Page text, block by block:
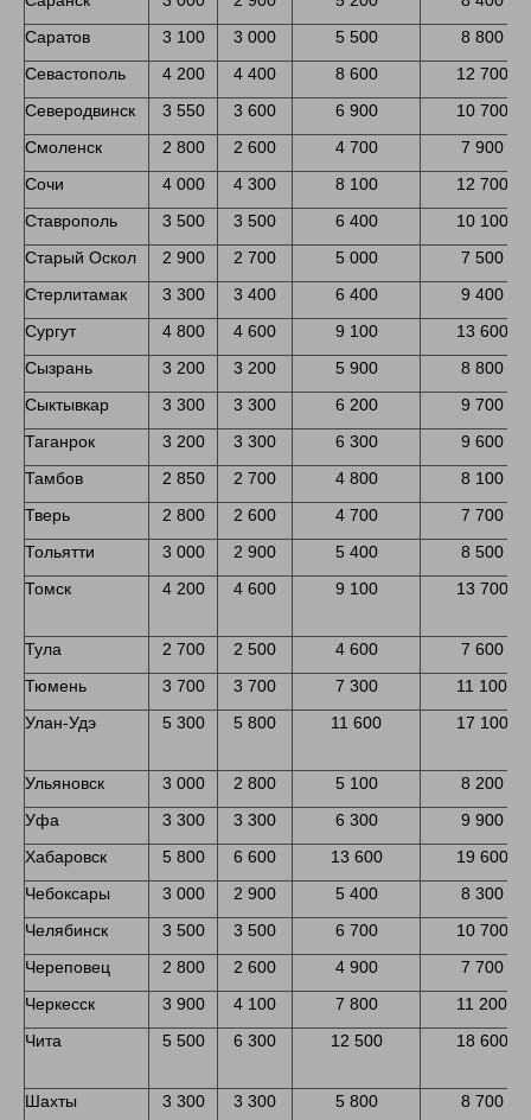
Саратов
3 100 3 000 5 500
8 800
Севастополь
4 200 4 400 8 600
12 700
Северодвинск
3 550 3 600 6 900
10 700
Смоленск
2 800 2 600 4 700
7 900
Сочи
4 000 4 300 8 100
12 700
Ставрополь
3 500 3 500 6 400
10 100
Старый Оскол
2 900 2 700 5 000
7 500
Стерлитамак
3 300 3 400 6 400
9 400
Сургут
4 800 4 600 9 100
13 600
Сызрань
3 200 3 200 5 900
8 800
Сыктывкар
3 300 3 300 6 200
9 700
Таганрок
3 200 3 300 6 300
9 600
Тамбов
2 850 2 700 4 800
8 100
Тверь
2 800 2 600 4 700
7 700
Тольятти
3 000 2 900 5 400
8 500
Томск
4 200 4 600 9 100 13 700
Тула 2 700 2 500 4 600
7 600
Тюмень
3 700 3 700 7 300
11 100
Улан-Удэ
5 300 5 800 11 600 17 100
Ульяновск 3 000 2 800 5 100
8 200
Уфа
3 300 3 300 6 300
9 900
Хабаровск
5 800 6 600 13 600
19 600
Чебоксары
3 000 2 900 5 400
8 300
Челябинск
3 500 3 500 6 700
10 700
Череповец
2 800 2 600 4 900
7 700
Черкесск
3 900 4 100 7 800
11 200
Чита
5 500 6 300 12 500 18 600
Шахты 3 300 3 300 5 800
8 700